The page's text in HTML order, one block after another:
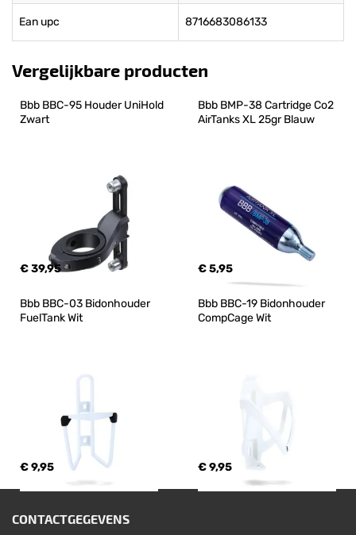
Ean upc 8716683086133
Vergelijkbare producten
Bbb BBC-95 Houder UniHold
Zwart
€ 39,95
Bbb BMP-38 Cartridge Co2
AirTanks XL 25gr Blauw
€ 5,95
Bbb BBC-03 Bidonhouder
FuelTank Wit
€ 9,95
Bbb BBC-19 Bidonhouder
CompCage Wit
€ 9,95
CONTACTGEGEVENS